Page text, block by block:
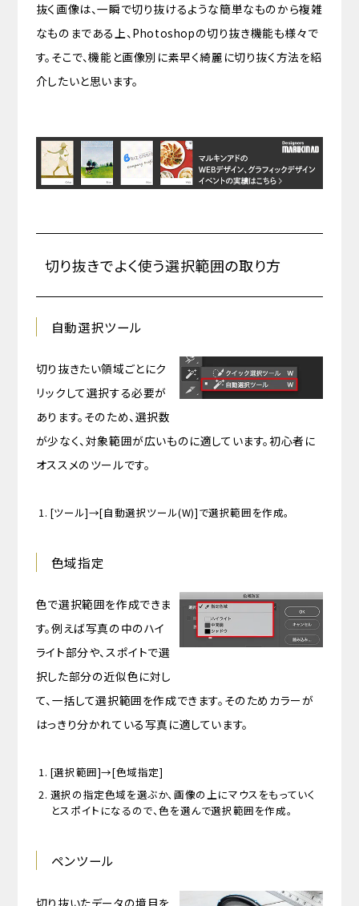
抜く画像は、一瞬で切り抜けるような簡単なものから複雑
なものまである上、Photoshopの切り抜き機能も様々で
す。そこで、機能と画像別に素早く綺麗に切り抜く方法を紹
介したいと思います。
切り抜きでよく使う選択範囲の取り方
自動選択ツール
切り抜きたい領域ごとにク
リックして選択する必要が
あります。そのため、選択数
が少なく、対象範囲が広いものに適しています。初心者に
オススメのツールです。
[ツール]→[自動選択ツール(W)]で選択範囲を作成。
色域指定
色で選択範囲を作成できま
す。例えば写真の中のハイ
ライト部分や、スポイトで選
択した部分の近似色に対し
て、一括して選択範囲を作成できます。そのためカラーが
はっきり分かれている写真に適しています。
[選択範囲]→[色域指定]
選択の指定色域を選ぶか、画像の上にマウスをもっていく
とスポイトになるので、色を選んで選択範囲を作成。
ペンツール
切り抜いたデータの境目を